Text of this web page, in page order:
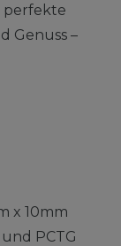
perfekte
Genuss –
x 10mm
PCTG